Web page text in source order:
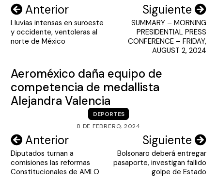
Navegación
de
entradas
Anterior
Lluvias intensas en suroeste
y occidente, ventoleras al
norte de México
Siguiente
SUMMARY – MORNING
PRESIDENTIAL PRESS
CONFERENCE – FRIDAY,
AUGUST 2, 2024
Aeroméxico daña equipo de
competencia de medallista
Alejandra Valencia
DEPORTES
8 DE FEBRERO, 2024
Navegación
de
entradas
Anterior
Diputados turnan a
comisiones las reformas
Constitucionales de AMLO
Siguiente
Bolsonaro deberá entregar
pasaporte, investigan fallido
golpe de Estado